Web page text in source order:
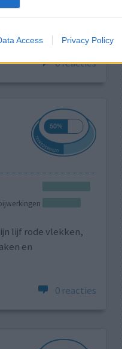
Access Privacy Policy
de volgende dagen
0 reacties
lijf rode vlekken,
en
0 reacties